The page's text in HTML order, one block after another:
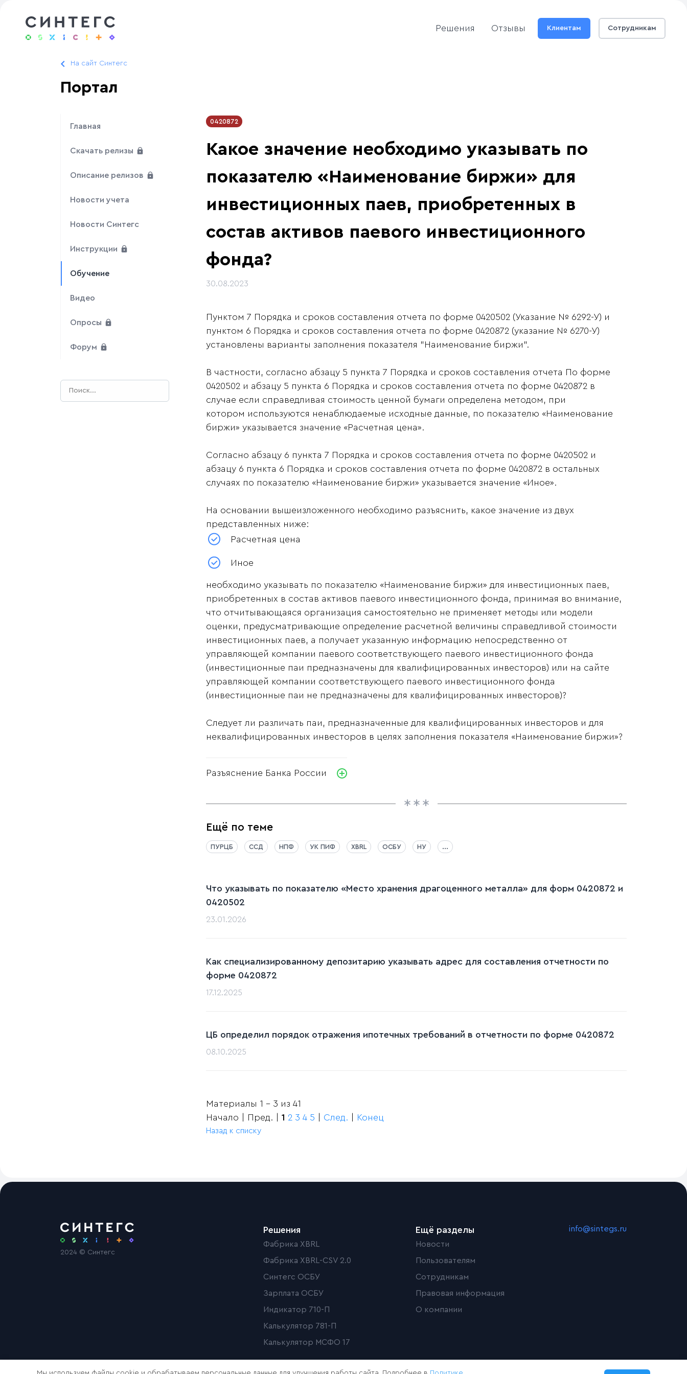
Решения Отзывы Клиентам Сотрудникам
На сайт Синтегс
Портал
Главная
Скачать релизы
Описание релизов
Новости учета
Новости Синтегс
Инструкции
Обучение
Видео
Опросы
Форум
0420872
Какое значение необходимо указывать по
показателю «Наименование биржи» для
инвестиционных паев, приобретенных в
состав активов паевого инвестиционного
фонда?
30.08.2023
Пунктом 7 Порядка и сроков составления отчета по форме 0420502 (Указание № 6292-У) и
пунктом 6 Порядка и сроков составления отчета по форме 0420872 (указание № 6270-У)
установлены варианты заполнения показателя "Наименование биржи".
В частности, согласно абзацу 5 пункта 7 Порядка и сроков составления отчета По форме
0420502 и абзацу 5 пункта 6 Порядка и сроков составления отчета по форме 0420872 в
случае если справедливая стоимость ценной бумаги определена методом, при
котором используются ненаблюдаемые исходные данные, по показателю «Наименование
биржи» указывается значение «Расчетная цена».
Согласно абзацу 6 пункта 7 Порядка и сроков составления отчета по форме 0420502 и
абзацу 6 пункта 6 Порядка и сроков составления отчета по форме 0420872 в остальных
случаях по показателю «Наименование биржи» указывается значение «Иное».
На основании вышеизложенного необходимо разъяснить, какое значение из двух
представленных ниже:
Расчетная цена
Иное
необходимо указывать по показателю «Наименование биржи» для инвестиционных паев,
приобретенных в состав активов паевого инвестиционного фонда, принимая во внимание,
что отчитывающаяся организация самостоятельно не применяет методы или модели
оценки, предусматривающие определение расчетной величины справедливой стоимости
инвестиционных паев, а получает указанную информацию непосредственно от
управляющей компании паевого соответствующего паевого инвестиционного фонда
(инвестиционные паи предназначены для квалифицированных инвесторов) или на сайте
управляющей компании соответствующего паевого инвестиционного фонда
(инвестиционные паи не предназначены для квалифицированных инвесторов)?
Следует ли различать паи, предназначенные для квалифицированных инвесторов и для
неквалифицированных инвесторов в целях заполнения показателя «Наименование биржи»?
Разъяснение Банка России
Ещё по теме
ПУРЦБ ССД НПФ УК ПИФ XBRL ОСБУ НУ ...
Что указывать по показателю «Место хранения драгоценного металла» для форм 0420872 и
0420502
23.01.2026
Как специализированному депозитарию указывать адрес для составления отчетности по
форме 0420872
17.12.2025
ЦБ определил порядок отражения ипотечных требований в отчетности по форме 0420872
08.10.2025
Материалы 1 - 3 из 41
Начало | Пред. | 1 2 3 4 5 След. Конец
Назад к списку
2024 © Синтегс
Решения
Фабрика XBRL
Фабрика XBRL-CSV 2.0
Синтегс ОСБУ
Зарплата ОСБУ
Индикатор 710-П
Калькулятор 781-П
Калькулятор МСФО 17
Ещё разделы
Новости
Пользователям
Сотрудникам
Правовая информация
О компании
info@sintegs.ru